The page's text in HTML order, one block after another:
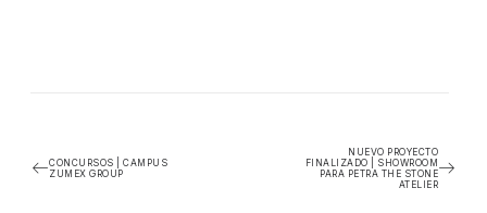
CONCURSOS | CAMPUS
ZUMEX GROUP
NUEVO PROYECTO
FINALIZADO | SHOWROOM
PARA PETRA THE STONE
ATELIER